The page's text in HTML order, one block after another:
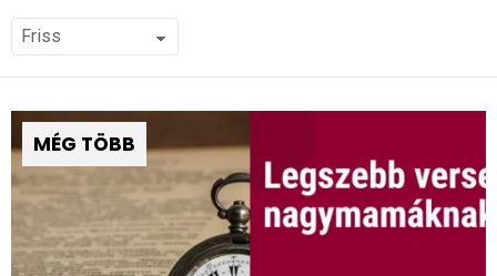
MÉG TÖBB